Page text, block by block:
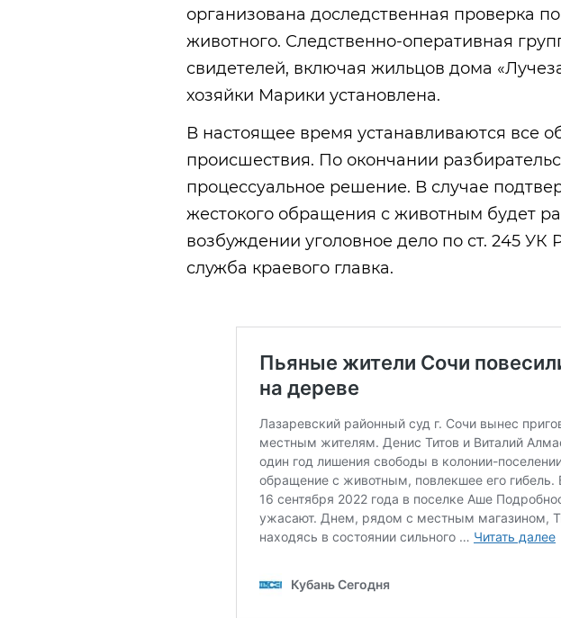
организована доследственная проверка
животного. Следственно-оперативная
свидетелей, включая жильцов дома
хозяйки Марики установлена.
В настоящее время устанавливаются все
происшествия. По окончании
процессуальное решение. В случае
жестокого обращения с животным будет
возбуждении уголовное дело по ст. 245
служба краевого главка.